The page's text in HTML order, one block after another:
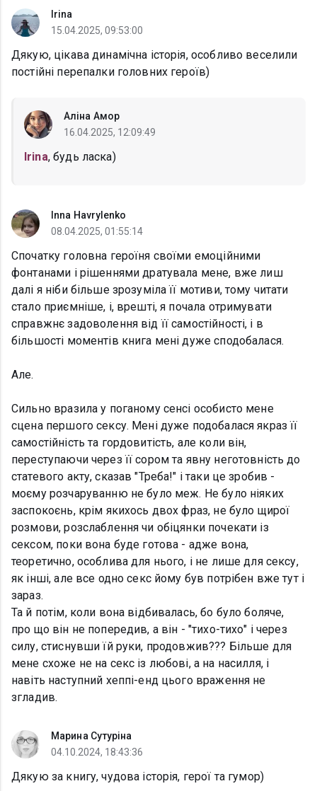
Irina
15.04.2025, 09:53:00
Дякую, цікава динамічна історія, особливо веселили
постійні перепалки головних героїв)
Аліна Амор
16.04.2025, 12:09:49
Irina, будь ласка)
Inna Havrylenko
08.04.2025, 01:55:14
Спочатку головна героїня своїми емоційними
фонтанами і рішеннями дратувала мене, вже лиш
далі я ніби більше зрозуміла її мотиви, тому читати
стало приємніше, і, врешті, я почала отримувати
справжнє задоволення від її самостійності, і в
більшості моментів книга мені дуже сподобалася.
Але.
Сильно вразила у поганому сенсі особисто мене
сцена першого сексу. Мені дуже подобалася якраз її
самостійність та гордовитість, але коли він,
переступаючи через її сором та явну неготовність до
статевого акту, сказав "Треба!" і таки це зробив -
моєму розчаруванню не було меж. Не було ніяких
заспокоєнь, крім якихось двох фраз, не було щирої
розмови, розслаблення чи обіцянки почекати із
сексом, поки вона буде готова - адже вона,
теоретично, особлива для нього, і не лише для сексу,
як інші, але все одно секс йому був потрібен вже тут і
зараз.
Та й потім, коли вона відбивалась, бо було боляче,
про що він не попередив, а він - "тихо-тихо" і через
силу, стиснувши їй руки, продовжив??? Більше для
мене схоже не на секс із любові, а на насилля, і
навіть наступний хеппі-енд цього враження не
згладив.
Марина Сутуріна
04.10.2024, 18:43:36
Дякую за книгу, чудова історія, герої та гумор)